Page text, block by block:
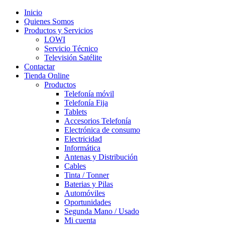
Inicio
Quienes Somos
Productos y Servicios
LOWI
Servicio Técnico
Televisión Satélite
Contactar
Tienda Online
Productos
Telefonía móvil
Telefonía Fija
Tablets
Accesorios Telefonía
Electrónica de consumo
Electricidad
Informática
Antenas y Distribución
Cables
Tinta / Tonner
Baterias y Pilas
Automóviles
Oportunidades
Segunda Mano / Usado
Mi cuenta